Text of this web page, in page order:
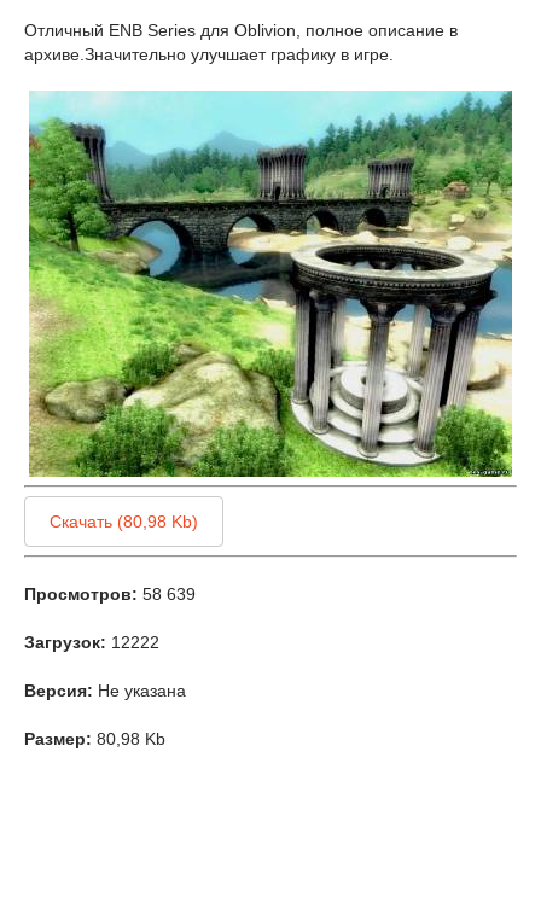
Отличный ENB Series для Oblivion, полное описание в
архиве.Значительно улучшает графику в игре.
Скачать (80,98 Kb)
Просмотров: 58 639
Загрузок: 12222
Версия: Не указана
Размер: 80,98 Kb